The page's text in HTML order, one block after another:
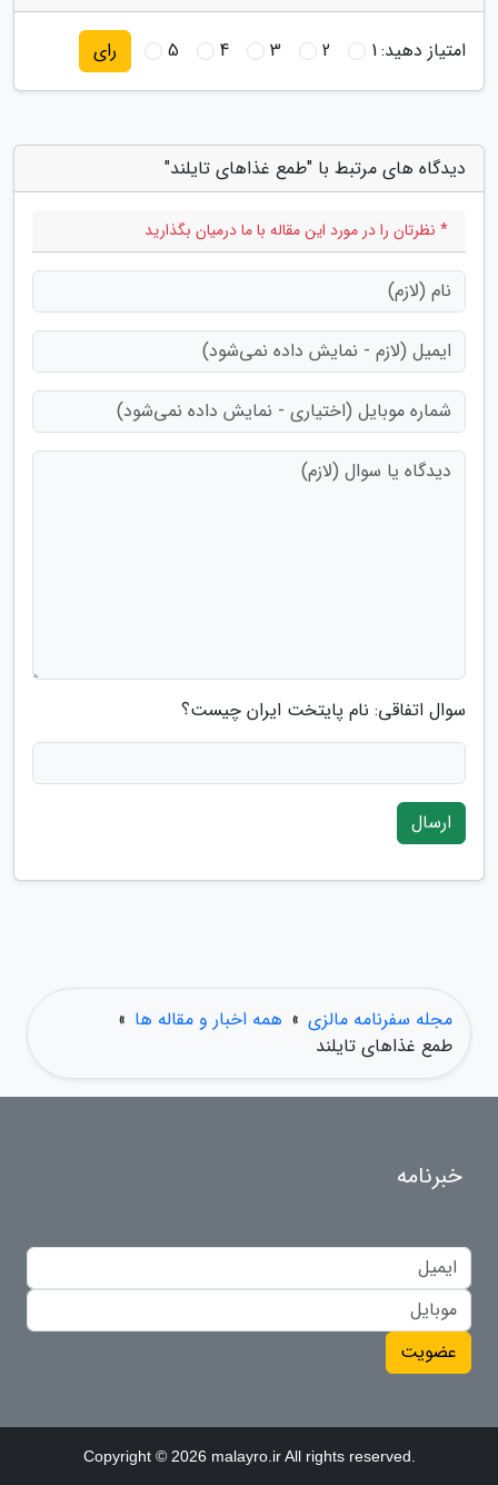
امتیاز دهید:1
2
3
4
5 رای
دیدگاه های مرتبط با "طمع غذاهای تایلند"
* نظرتان را در مورد این مقاله با ما درمیان بگذارید
سوال اتفاقی: نام پایتخت ایران چیست؟
ارسال
مجله سفرنامه مالزی » همه اخبار و مقاله ها »
طمع غذاهای تایلند
خبرنامه
عضویت
Copyright © 2026 malayro.ir All rights reserved.